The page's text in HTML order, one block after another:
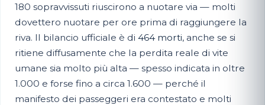
180 sopravvissuti riuscirono a nuotare via — molti
dovettero nuotare per ore prima di raggiungere la
riva. Il bilancio ufficiale è di 464 morti, anche se si
ritiene diffusamente che la perdita reale di vite
umane sia molto più alta — spesso indicata in oltre
1.000 e forse fino a circa 1.600 — perché il
manifesto dei passeggeri era contestato e molti